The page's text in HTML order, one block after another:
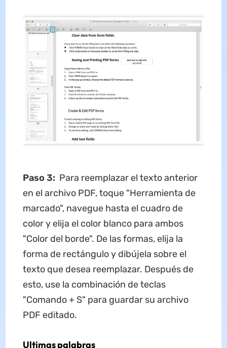
Paso 3: Para reemplazar el texto anterior
en el archivo PDF, toque "Herramienta de
marcado", navegue hasta el cuadro de
color y elija el color blanco para ambos
"Color del borde". De las formas, elija la
forma de rectángulo y dibújela sobre el
texto que desea reemplazar. Después de
esto, use la combinación de teclas
"Comando + S" para guardar su archivo
PDF editado.
Ultimas palabras